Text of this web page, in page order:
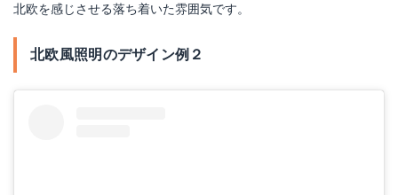
北欧を感じさせる落ち着いた雰囲気です。
北欧風照明のデザイン例２